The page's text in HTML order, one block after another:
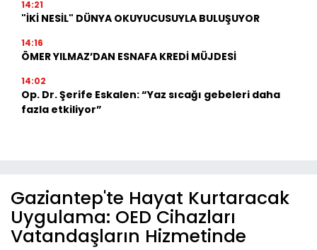
14:21
"İKİ NESİL" DÜNYA OKUYUCUSUYLA BULUŞUYOR
14:16
ÖMER YILMAZ’DAN ESNAFA KREDİ MÜJDESİ
14:02
Op. Dr. Şerife Eskalen: “Yaz sıcağı gebeleri daha
fazla etkiliyor”
Gaziantep'te Hayat Kurtaracak
Uygulama: OED Cihazları
Vatandaşların Hizmetinde